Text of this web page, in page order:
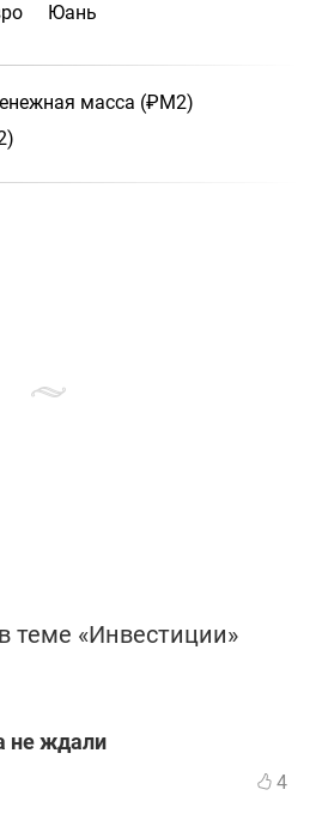
Юань
масса (₽М2)
теме «Инвестиции»
не ждали
4